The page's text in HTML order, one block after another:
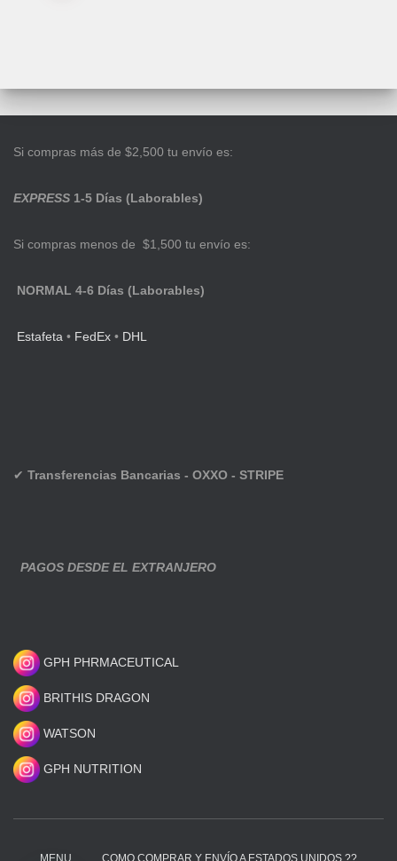
Si compras más de $2,500 tu envío es:
EXPRESS 1-5 Días (Laborables)
Si compras menos de $1,500 tu envío es:
NORMAL 4-6 Días (Laborables)
Estafeta • FedEx • DHL
✔ Transferencias Bancarias - OXXO - STRIPE
PAGOS DESDE EL EXTRANJERO
GPH PHRMACEUTICAL
BRITHIS DRAGON
WATSON
GPH NUTRITION
MENU COMO COMPRAR Y ENVÍO A ESTADOS UNIDOS ??